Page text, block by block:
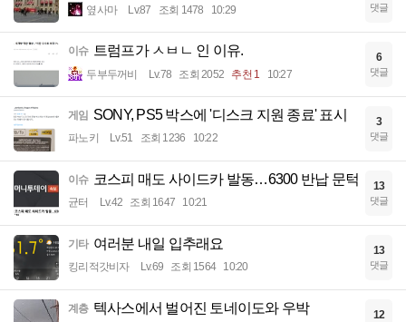
옆사마 Lv.87 조회 1478 10:29 댓글
이슈 트럼프가 ㅅㅂㄴ 인 이유.
두부두꺼비 Lv.78 조회 2052 추천 1 10:27
6
댓글
게임 SONY, PS5 박스에 '디스크 지원 종료' 표시
파노키 Lv.51 조회 1236 10:22
3
댓글
이슈 코스피 매도 사이드카 발동…6300 반납 문턱
균터 Lv.42 조회 1647 10:21
13
댓글
기타 여러분 내일 입추래요
킹리적갓비자 Lv.69 조회 1564 10:20
13
댓글
계층 텍사스에서 벌어진 토네이도와 우박 12